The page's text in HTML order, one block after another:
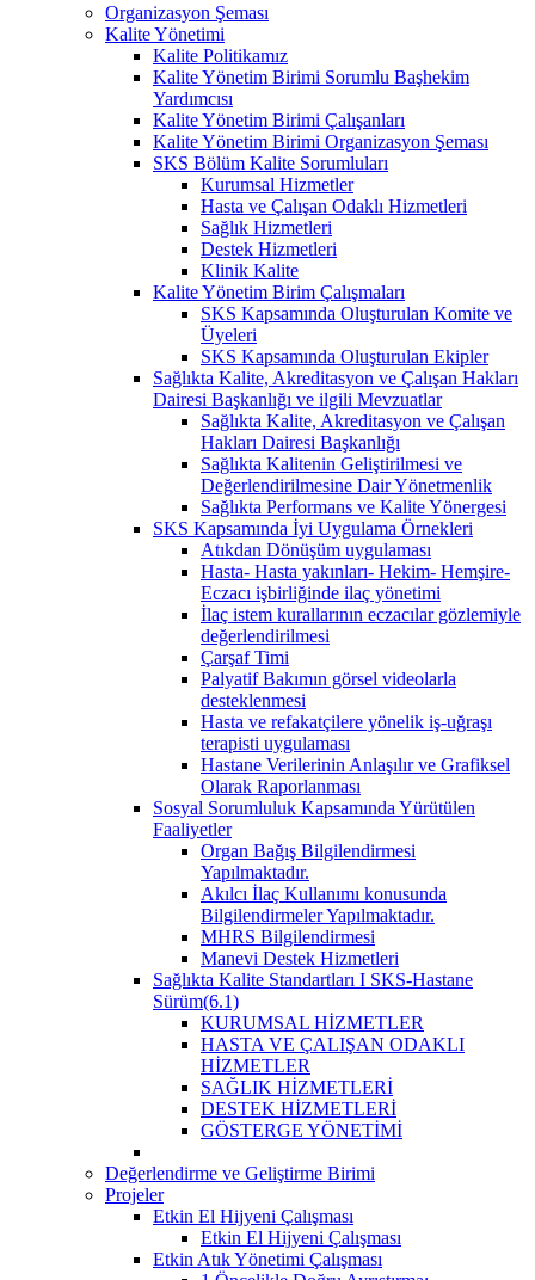
Organizasyon Şeması
Kalite Yönetimi
Kalite Politikamız
Kalite Yönetim Birimi Sorumlu Başhekim
Yardımcısı
Kalite Yönetim Birimi Çalışanları
Kalite Yönetim Birimi Organizasyon Şeması
SKS Bölüm Kalite Sorumluları
Kurumsal Hizmetler
Hasta ve Çalışan Odaklı Hizmetleri
Sağlık Hizmetleri
Destek Hizmetleri
Klinik Kalite
Kalite Yönetim Birim Çalışmaları
SKS Kapsamında Oluşturulan Komite ve
Üyeleri
SKS Kapsamında Oluşturulan Ekipler
Sağlıkta Kalite, Akreditasyon ve Çalışan Hakları
Dairesi Başkanlığı ve ilgili Mevzuatlar
Sağlıkta Kalite, Akreditasyon ve Çalışan
Hakları Dairesi Başkanlığı
Sağlıkta Kalitenin Geliştirilmesi ve
Değerlendirilmesine Dair Yönetmenlik
Sağlıkta Performans ve Kalite Yönergesi
SKS Kapsamında İyi Uygulama Örnekleri
Atıkdan Dönüşüm uygulaması
Hasta- Hasta yakınları- Hekim- Hemşire-
Eczacı işbirliğinde ilaç yönetimi
İlaç istem kurallarının eczacılar gözlemiyle
değerlendirilmesi
Çarşaf Timi
Palyatif Bakımın görsel videolarla
desteklenmesi
Hasta ve refakatçilere yönelik iş-uğraşı
terapisti uygulaması
Hastane Verilerinin Anlaşılır ve Grafiksel
Olarak Raporlanması
Sosyal Sorumluluk Kapsamında Yürütülen
Faaliyetler
Organ Bağış Bilgilendirmesi
Yapılmaktadır.
Akılcı İlaç Kullanımı konusunda
Bilgilendirmeler Yapılmaktadır.
MHRS Bilgilendirmesi
Manevi Destek Hizmetleri
Sağlıkta Kalite Standartları I SKS-Hastane
Sürüm(6.1)
KURUMSAL HİZMETLER
HASTA VE ÇALIŞAN ODAKLI
HİZMETLER
SAĞLIK HİZMETLERİ
DESTEK HİZMETLERİ
GÖSTERGE YÖNETİMİ
Değerlendirme ve Geliştirme Birimi
Projeler
Etkin El Hijyeni Çalışması
Etkin El Hijyeni Çalışması
Etkin Atık Yönetimi Çalışması